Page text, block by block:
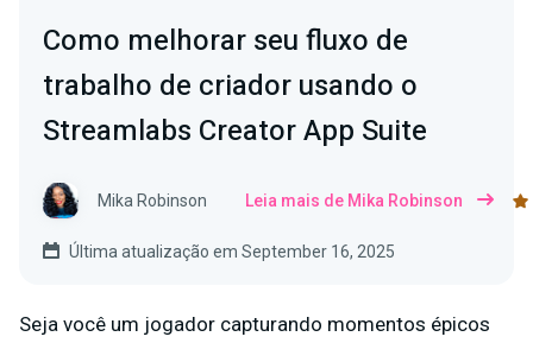
Como melhorar seu fluxo de
trabalho de criador usando o
Streamlabs Creator App Suite
Mika Robinson Leia mais de Mika Robinson
Última atualização em September 16, 2025
Seja você um jogador capturando momentos épicos